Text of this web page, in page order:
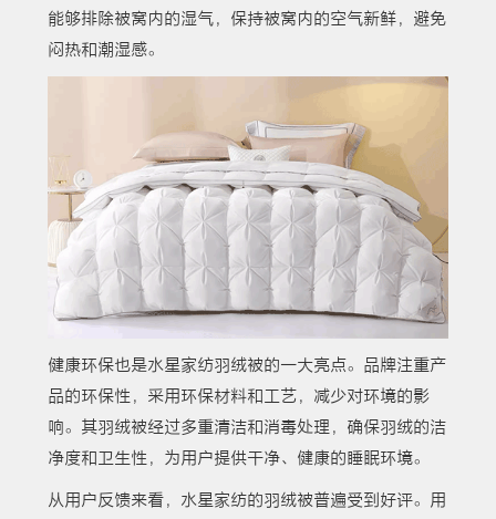
能够排除被窝内的湿气，保持被窝内的空气新鲜，避免
闷热和潮湿感。
健康环保也是水星家纺羽绒被的一大亮点。品牌注重产
品的环保性，采用环保材料和工艺，减少对环境的影
响。其羽绒被经过多重清洁和消毒处理，确保羽绒的洁
净度和卫生性，为用户提供干净、健康的睡眠环境。
从用户反馈来看，水星家纺的羽绒被普遍受到好评。用